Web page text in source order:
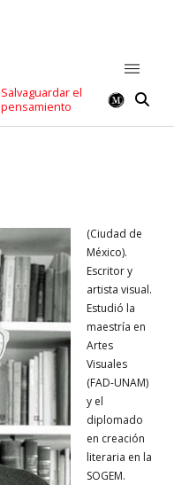
Salvaguardar el
pensamiento
(Ciudad de
México).
Escritor y
artista visual.
Estudió la
maestría en
Artes
Visuales
(FAD-UNAM)
y el
diplomado
en creación
literaria en la
SOGEM.